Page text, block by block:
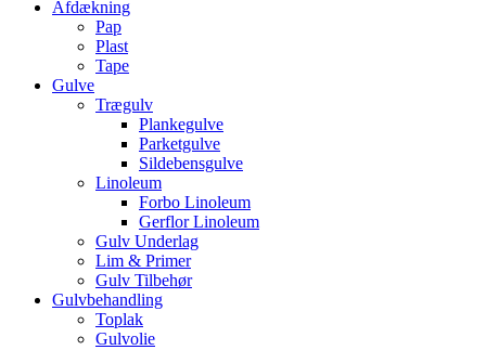
Afdækning
Pap
Plast
Tape
Gulve
Trægulv
Plankegulve
Parketgulve
Sildebensgulve
Linoleum
Forbo Linoleum
Gerflor Linoleum
Gulv Underlag
Lim & Primer
Gulv Tilbehør
Gulvbehandling
Toplak
Gulvolie